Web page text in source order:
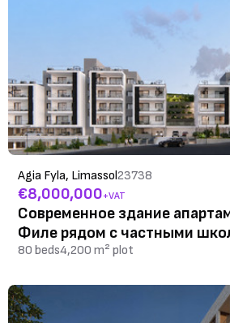
Agia Fyla, Limassol23738
€8,000,000+VAT
Современное здание
Филе рядом с частными
80 beds4,200 m² plot